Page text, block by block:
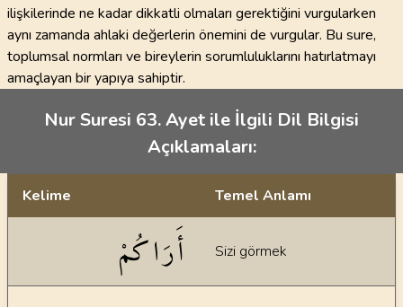
ilişkilerinde ne kadar dikkatli olmaları gerektiğini vurgularken
aynı zamanda ahlaki değerlerin önemini de vurgular. Bu sure,
toplumsal normları ve bireylerin sorumluluklarını hatırlatmayı
amaçlayan bir yapıya sahiptir.
Nur Suresi 63. Ayet ile İlgili Dil Bilgisi
Açıklamaları:
Kelime Temel Anlamı
أَرَاكُمْ Sizi görmek